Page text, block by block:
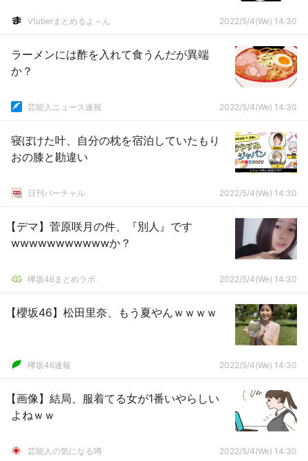
Vtuberまとめるよ～ん 2022/5/4(We) 14:30
ラーメンには酢を入れて食うんだが異端
か？
芸能人ニュース速報 2022/5/4(We) 14:30
寝ぼけた叶、自分の枕を宿泊していたもり
おの膝と勘違い
日刊バーチャル 2022/5/4(We) 14:30
【デマ】菅原咲月の件、『別人』です
wwwwwwwwwwwか？
欅坂46まとめラボ 2022/5/4(We) 14:30
【櫻坂46】松田里奈、もう夏やんｗｗｗｗ
欅坂46速報 2022/5/4(We) 14:30
【画像】結局、服着てる女が1番いやらしい
よねｗｗ
芸能人の気になる噂 2022/5/4(We) 14:30